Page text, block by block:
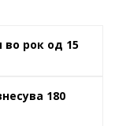
рок од 15
180